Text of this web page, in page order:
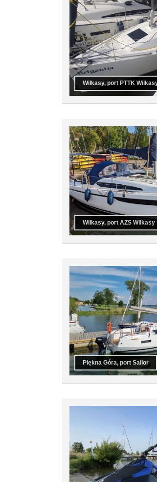
Wilkasy, port PTTK
Wilkasy, port AZS Wilkasy
Piękna Góra, port Sailor